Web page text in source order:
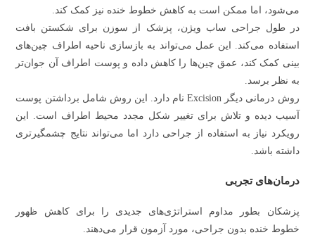
می‌شود، اما ممکن است به کاهش خطوط خنده نیز کمک کند.
در طول جراحی ساب ویژن، پزشک از سوزن برای شکستن بافت
استفاده می‌کند. این عمل می‌تواند به بازسازی ناحیه اطراف چین‌های
بینی کمک کند، عمق چین‌ها را کاهش داده و پوست اطراف آن جوان‌تر
به نظر برسد.
روش درمانی دیگر Excision نام دارد. این روش شامل برداشتن پوست
آسیب دیده و تلاش برای تغییر شکل مجدد محیط اطراف است. این
رویکرد نیاز به استفاده از جراحی دارد اما می‌تواند نتایج چشمگیر‌تری
داشته باشد.
درمان‌های تجربی
پزشکان بطور مداوم استراتژی‌های جدیدی را برای کاهش ظهور
خطوط خنده بدون جراحی، مورد آزمون قرار می‌دهند.